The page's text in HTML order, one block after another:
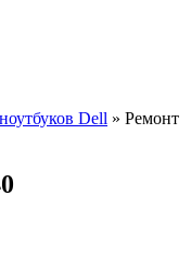
Dell » Ремонт